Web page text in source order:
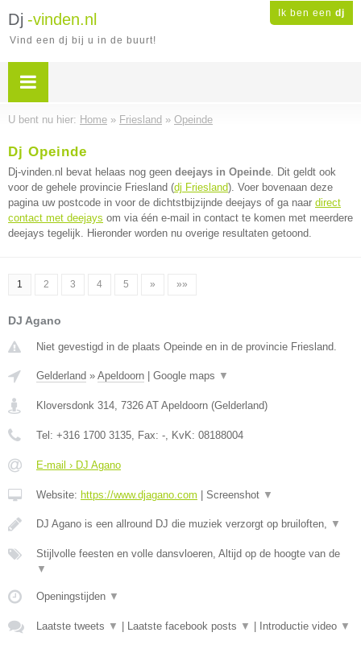
Ik ben een dj
Dj -vinden.nl
Vind een dj bij u in de buurt!
U bent nu hier: Home » Friesland » Opeinde
Dj Opeinde
Dj-vinden.nl bevat helaas nog geen deejays in Opeinde. Dit geldt ook
voor de gehele provincie Friesland (dj Friesland). Voer bovenaan deze
pagina uw postcode in voor de dichtstbijzijnde deejays of ga naar direct
contact met deejays om via één e-mail in contact te komen met meerdere
deejays tegelijk. Hieronder worden nu overige resultaten getoond.
1 2 3 4 5 » »»
DJ Agano
Niet gevestigd in de plaats Opeinde en in de provincie Friesland.
Gelderland » Apeldoorn Google maps ▼
Kloversdonk 314, 7326 AT Apeldoorn (Gelderland)
Tel: +316 1700 3135, Fax: -, KvK: 08188004
E-mail › DJ Agano
Website: https://www.djagano.com Screenshot ▼
DJ Agano is een allround DJ die muziek verzorgt op bruiloften, ▼
Stijlvolle feesten en volle dansvloeren, Altijd op de hoogte van de
▼
Openingstijden ▼
Laatste tweets ▼ Laatste facebook posts ▼ Introductie video ▼